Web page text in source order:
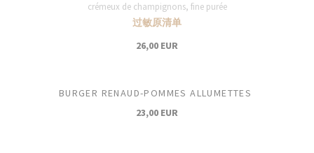
crémeux de champignons, fine purée
过敏原清单
26,00 EUR
BURGER RENAUD-POMMES ALLUMETTES
23,00 EUR